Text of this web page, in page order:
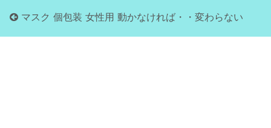
マスク 個包装 女性用 動かなければ・・変わらない